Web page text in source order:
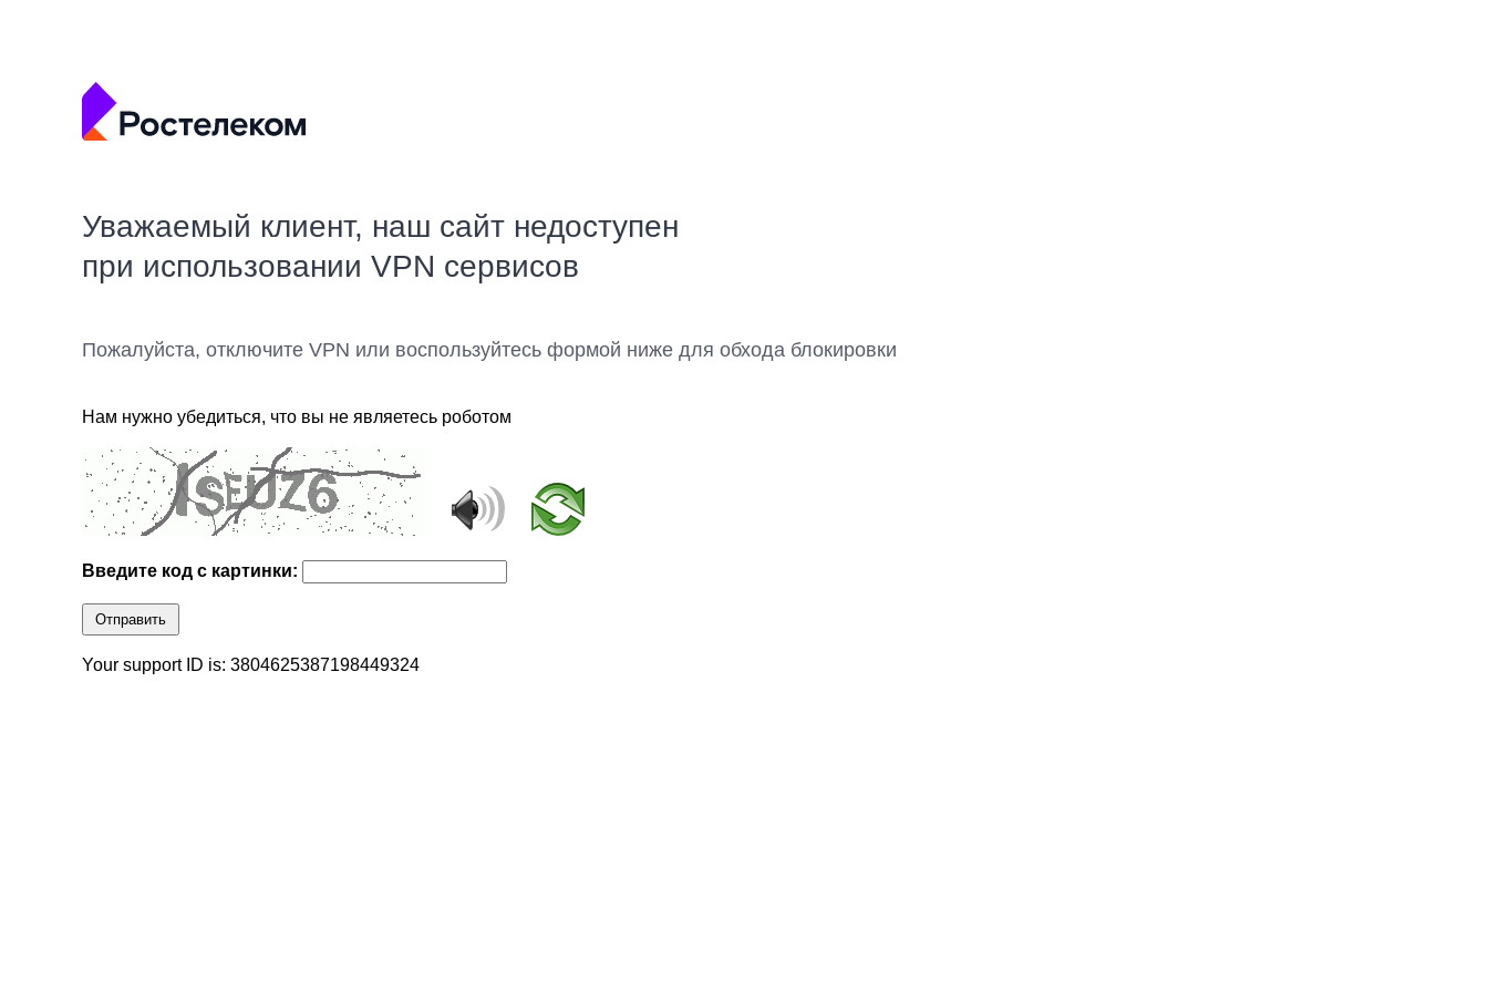
Уважаемый клиент, наш сайт недоступен
при использовании VPN сервисов
Пожалуйста, отключите VPN или воспользуйтесь формой ниже для обхода блокировки
Нам нужно убедиться, что вы не являетесь роботом
Введите код с картинки:
Отправить
Your support ID is: 3804625387198449324